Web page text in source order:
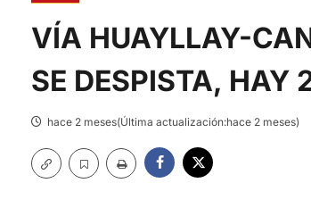
VÍA HUAYLLAY-
SE DESPISTA, HAY
hace 2 meses(Última actualización:hace 2 meses)